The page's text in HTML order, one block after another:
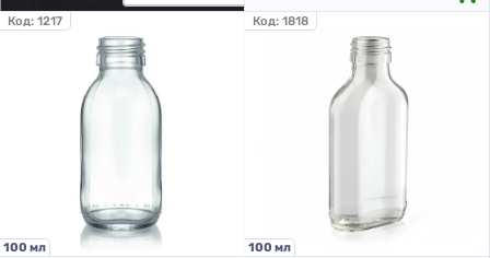
Код: 1217
100 мл
Код: 1818
100 мл